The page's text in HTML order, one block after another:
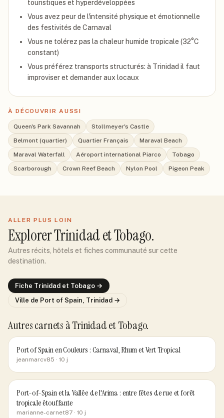
touristiques et hyperdéveloppées
Vous avez peur de l'intensité physique et émotionnelle
des festivités de Carnaval
Vous ne tolérez pas la chaleur humide tropicale (32°C
constant)
Vous préférez transports structurés: à Trinidad il faut
improviser et demander aux locaux
À DÉCOUVRIR AUSSI
Queen's Park Savannah
Stollmeyer's Castle
Belmont (quartier)
Quartier Français
Maraval Beach
Maraval Waterfall
Aéroport international Piarco
Tobago
Scarborough
Crown Reef Beach Nylon Pool Pigeon Peak
ALLER PLUS LOIN
ExplorerTrinidad et Tobago.
Autres récits, hôtels et fiches communauté sur cette
destination.
Fiche Trinidad et Tobago →
Ville de Port of Spain, Trinidad →
Autres carnets à Trinidad et Tobago.
Port of Spain en Couleurs : Carnaval, Rhum et Vert Tropical
jeanmarcv85 · 10 j
Port-of-Spain et la Vallée de l'Arima : entre fêtes de rue et forêt
tropicale étouffante
marianne-carnet87 · 10 j